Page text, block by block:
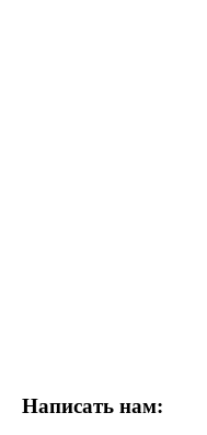
Написать нам: